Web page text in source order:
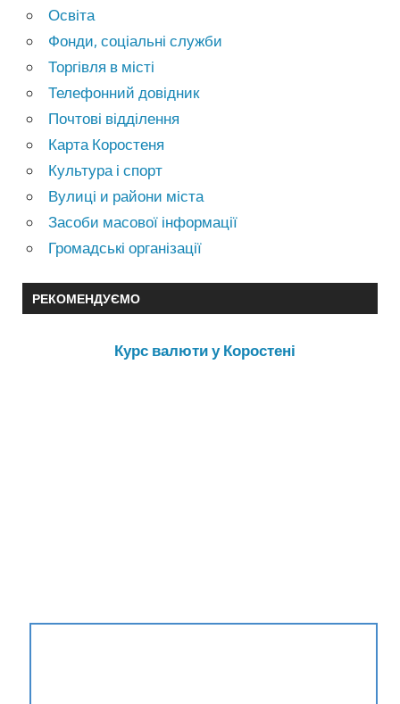
Освіта
Фонди, соціальні служби
Торгівля в місті
Телефонний довідник
Почтові відділення
Карта Коростеня
Культура і спорт
Вулиці и райони міста
Засоби масової інформації
Громадські організації
РЕКОМЕНДУЄМО
Курс валюти у Коростені